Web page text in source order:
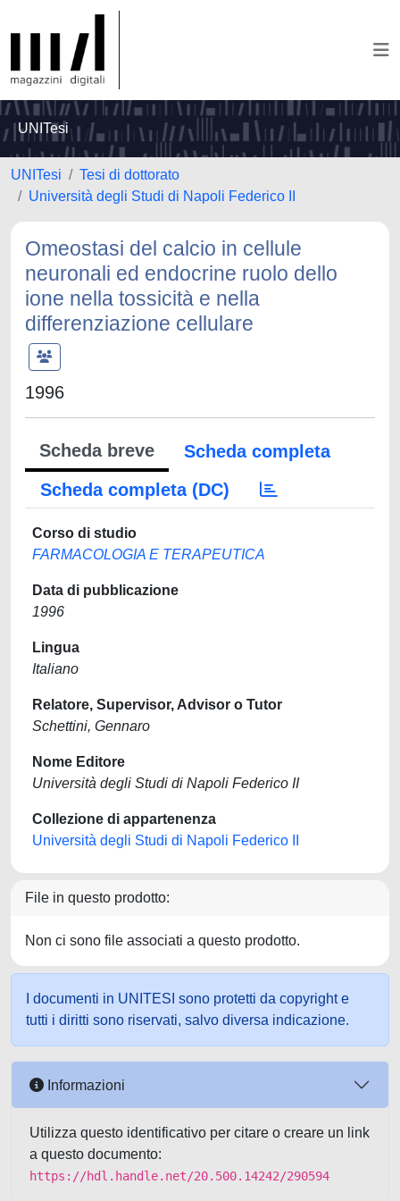
UNITesi
UNITesi
Tesi di dottorato
Università degli Studi di Napoli Federico II
Omeostasi del calcio in cellule
neuronali ed endocrine ruolo dello
ione nella tossicità e nella
differenziazione cellulare
1996
Scheda breve
Scheda completa
Scheda completa (DC)
Corso di studio
FARMACOLOGIA E TERAPEUTICA
Data di pubblicazione
1996
Lingua
Italiano
Relatore, Supervisor, Advisor o Tutor
Schettini, Gennaro
Nome Editore
Università degli Studi di Napoli Federico II
Collezione di appartenenza
Università degli Studi di Napoli Federico II
File in questo prodotto:
Non ci sono file associati a questo prodotto.
I documenti in UNITESI sono protetti da copyright e
tutti i diritti sono riservati, salvo diversa indicazione.
Informazioni
Utilizza questo identificativo per citare o creare un link
a questo documento:
https://hdl.handle.net/20.500.14242/290594